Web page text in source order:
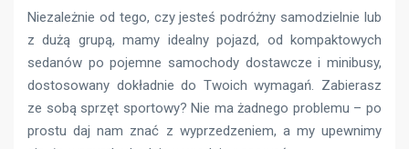
Niezależnie od tego, czy jesteś podróżny samodzielnie lub
z dużą grupą, mamy idealny pojazd, od kompaktowych
sedanów po pojemne samochody dostawcze i minibusy,
dostosowany dokładnie do Twoich wymagań. Zabierasz
ze sobą sprzęt sportowy? Nie ma żadnego problemu – po
prostu daj nam znać z wyprzedzeniem, a my upewnimy